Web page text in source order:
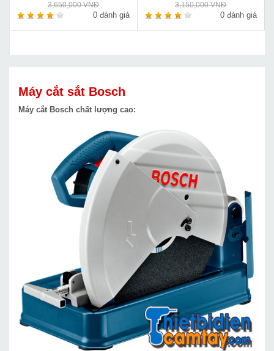
3,650,000 VNĐ
0 đánh giá
3,150,000 VNĐ
0 đánh giá
Máy cắt sắt Bosch
Máy cắt Bosch chất lượng cao: